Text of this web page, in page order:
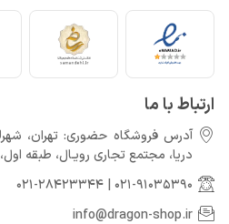
ارتباط با ما
آدرس فروشگاه حضوری: تهران،
دريا، مجتمع تجارى رويـال، طبقه اول، واحد 110 فروشگاه
021-91035390
021-28423344
info@dragon-shop.ir